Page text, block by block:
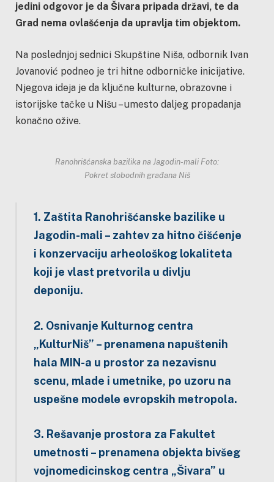
jedini odgovor je da Šivara pripada državi, te da
Grad nema ovlašćenja da upravlja tim objektom.
Na poslednjoj sednici Skupštine Niša, odbornik Ivan
Jovanović podneo je tri hitne odborničke inicijative.
Njegova ideja je da ključne kulturne, obrazovne i
istorijske tačke u Nišu – umesto daljeg propadanja
konačno ožive.
Ranohrišćanska bazilika na Jagodin-mali Foto:
Pokret slobodnih građana Niš
1. Zaštita Ranohrišćanske bazilike u
Jagodin-mali – zahtev za hitno čišćenje
i konzervaciju arheološkog lokaliteta
koji je vlast pretvorila u divlju
deponiju.
2. Osnivanje Kulturnog centra
„KulturNiš” – prenamena napuštenih
hala MIN-a u prostor za nezavisnu
scenu, mlade i umetnike, po uzoru na
uspešne modele evropskih metropola.
3. Rešavanje prostora za Fakultet
umetnosti – prenamena objekta bivšeg
vojnomedicinskog centra „Šivara” u